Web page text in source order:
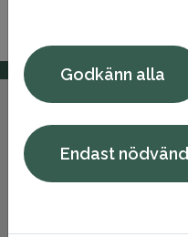
Godkänn alla
Endast